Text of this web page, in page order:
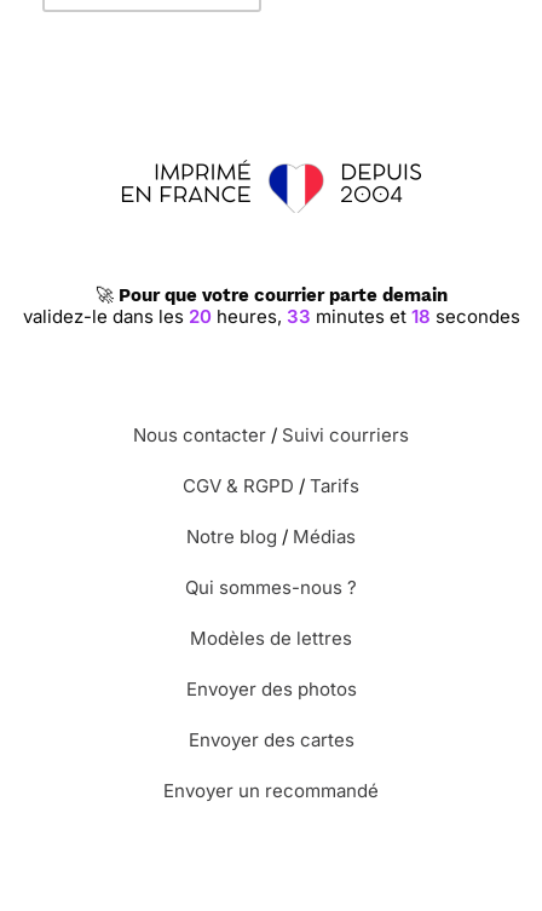
Le 24/06/2019 : Sobre et belle en meme
cartes, textes adaptés, envoi rapide.... Très très
pratique... à conseiller...
très pratique
Le 16/09/2018 : Carte qui sied très bien à
Le 20/08/2018 : Tres beau modele pas
correspondait à les attentes. cdlt
🚀 Pour que votre courrier parte demain
validez-le dans les 20heures, 33 minutes et 18 secondes
Nous contacter / Suivi courriers
CGV & RGPD / Tarifs
Notre blog / Médias
Qui sommes-nous ?
Modèles de lettres
Envoyer des photos
Envoyer des cartes
Envoyer un recommandé